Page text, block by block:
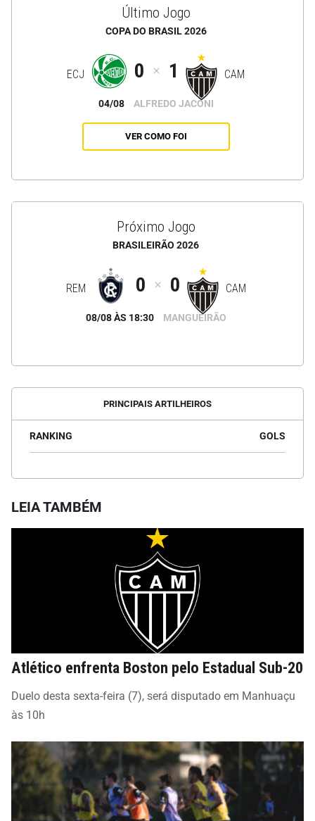
LEIA TAMBÉM
Atlético enfrenta Boston pelo Estadual Sub-20
Duelo desta sexta-feira (7), será disputado em Manhuaçu
às 10h
Último Jogo
COPA DO BRASIL 2026
ECJ 0 1 CAM
04/08 ALFREDO JACONI
VER COMO FOI
Próximo Jogo
BRASILEIRÃO 2026
REM 0 0 CAM
08/08 ÀS 18:30 MANGUEIRÃO
PRINCIPAIS ARTILHEIROS
RANKING GOLS